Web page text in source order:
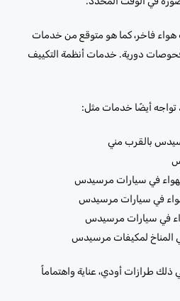
فاخر، كما هو متوقع من خدمات
دورية. خدمات أنظمة التكييف
تواجه أيضًا خدمات مثل:
بالقرب مني
في سيارات مرسيدس
في سيارات مرسيدس
في سيارات مرسيدس
المناخ لمكيفات مرسيدس
ذلك طرازات أودي، عناية واهتماماً